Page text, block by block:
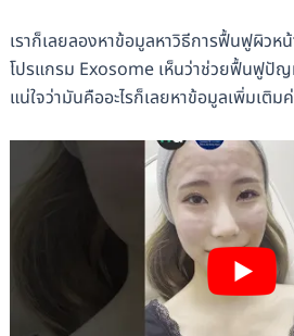
เราก็เลยลองหาข้อมูลหาวิธีการฟื้นฟูผิวห
โปรแกรม Exosome เห็นว่าช่วยฟื้นฟูปัญ
แน่ใจว่ามันคืออะไรก็เลยหาข้อมูลเพิ่มเติม